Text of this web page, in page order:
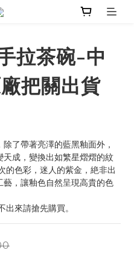
拉茶碗-中
把關出貨
了帶著亮澤的藍黑釉面外，
成，變換出如繁星熠熠的紋
的色彩，迷人的紫金，絶非出
，讓釉色自然呈現高貴的色
來請搶先購買。